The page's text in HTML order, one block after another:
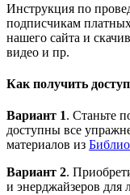
Инструкция по
подписчикам
нашего сайта и
видео и пр.
Как получить
Вариант 1. Станьте
доступны все
материалов из
Вариант 2.
и энерджайзеров для